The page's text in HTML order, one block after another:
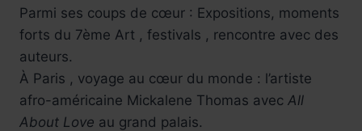
Parmi ses coups de cœur : Expositions, moments
forts du 7ème Art , festivals , rencontre avec des
auteurs.
À Paris , voyage au cœur du monde : l’artiste
afro-américaine Mickalene Thomas avec All
About Love au grand palais.